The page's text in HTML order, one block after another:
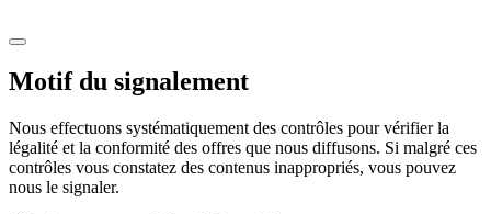
Motif du signalement
Nous effectuons systématiquement des contrôles pour vérifier la
légalité et la conformité des offres que nous diffusons. Si malgré ces
contrôles vous constatez des contenus inappropriés, vous pouvez
nous le signaler.